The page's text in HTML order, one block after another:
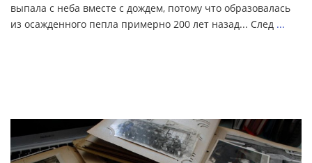
выпала с неба вместе с дождем, потому что образовалась
из осажденного пепла примерно 200 лет назад... След ...